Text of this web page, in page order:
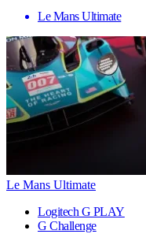
Le Mans Ultimate
Le Mans Ultimate
Logitech G PLAY
G Challenge